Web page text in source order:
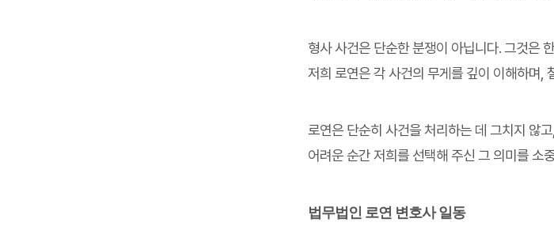
형사 사건은 단순한 분쟁이 아닙니다. 그것은
저희 로연은 각 사건의 무게를 깊이 이해하며,
로연은 단순히 사건을 처리하는 데 그치지 않고,
어려운 순간 저희를 선택해 주신 그 의미를 소
법무법인 로연 변호사 일동